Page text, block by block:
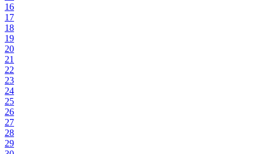
16
17
18
19
20
21
22
23
24
25
26
27
28
29